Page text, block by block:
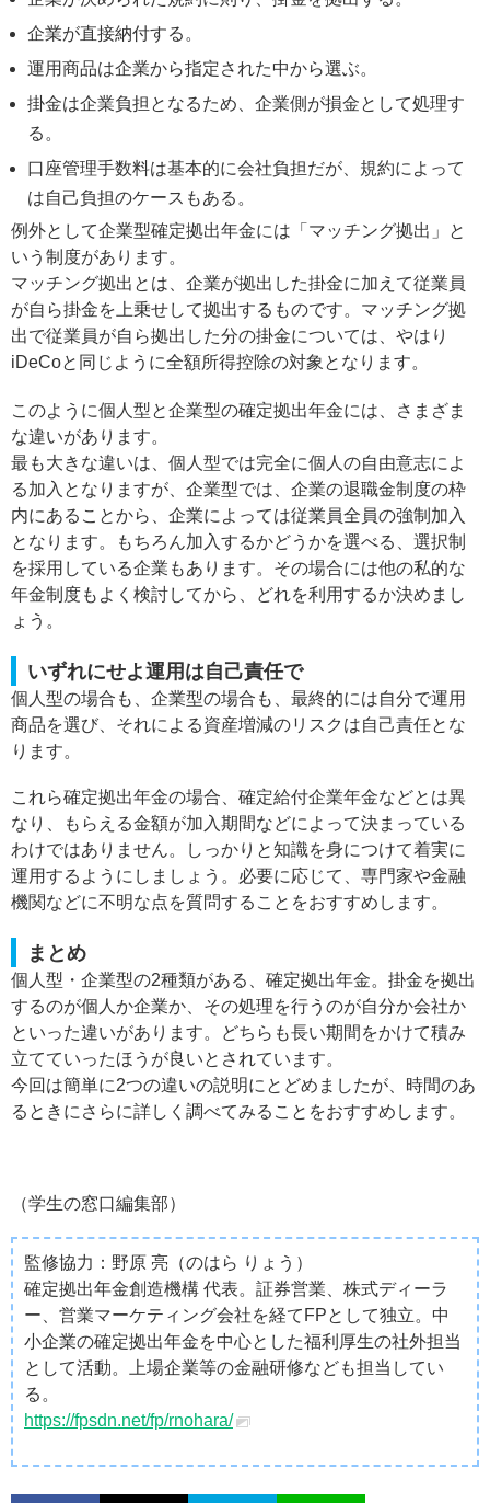
企業が直接納付する。
運用商品は企業から指定された中から選ぶ。
掛金は企業負担となるため、企業側が損金として処理す
る。
口座管理手数料は基本的に会社負担だが、規約によって
は自己負担のケースもある。
例外として企業型確定拠出年金には「マッチング拠出」と
いう制度があります。
マッチング拠出とは、企業が拠出した掛金に加えて従業員
が自ら掛金を上乗せして拠出するものです。マッチング拠
出で従業員が自ら拠出した分の掛金については、やはり
iDeCoと同じように全額所得控除の対象となります。
このように個人型と企業型の確定拠出年金には、さまざま
な違いがあります。
最も大きな違いは、個人型では完全に個人の自由意志によ
る加入となりますが、企業型では、企業の退職金制度の枠
内にあることから、企業によっては従業員全員の強制加入
となります。もちろん加入するかどうかを選べる、選択制
を採用している企業もあります。その場合には他の私的な
年金制度もよく検討してから、どれを利用するか決めまし
ょう。
いずれにせよ運用は自己責任で
個人型の場合も、企業型の場合も、最終的には自分で運用
商品を選び、それによる資産増減のリスクは自己責任とな
ります。
これら確定拠出年金の場合、確定給付企業年金などとは異
なり、もらえる金額が加入期間などによって決まっている
わけではありません。しっかりと知識を身につけて着実に
運用するようにしましょう。必要に応じて、専門家や金融
機関などに不明な点を質問することをおすすめします。
まとめ
個人型・企業型の2種類がある、確定拠出年金。掛金を拠出
するのが個人か企業か、その処理を行うのが自分か会社か
といった違いがあります。どちらも長い期間をかけて積み
立てていったほうが良いとされています。
今回は簡単に2つの違いの説明にとどめましたが、時間のあ
るときにさらに詳しく調べてみることをおすすめします。
（学生の窓口編集部）
監修協力：野原 亮（のはら りょう）
確定拠出年金創造機構 代表。証券営業、株式ディーラ
ー、営業マーケティング会社を経てFPとして独立。中
小企業の確定拠出年金を中心とした福利厚生の社外担当
として活動。上場企業等の金融研修なども担当してい
る。
https://fpsdn.net/fp/rnohara/